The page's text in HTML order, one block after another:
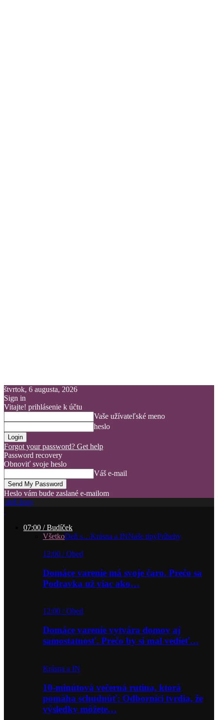
štvrtok, 6 augusta, 2026
Sign in
Vitajte! prihlásenie k účtu
Vaše užívateľské meno
heslo
Forgot your password? Get help
Password recovery
Obnoviť svoje heslo
Váš e-mail
Heslo vám bude zaslané e-mailom
deň ženy
07:00 / Budíček
VšetkoDeň s…Krásna a INNaše tipyPríbehy
12:00 / Obed
Domáce varenie má svoje čaro. Prečo sa
Podravka už viac ako…
12:00 / Obed
Domáce varenie vytvára domov aj
samostatnosť. Prečo by si mal vedieť…
Krásna a IN
10-minútová večerná rutina, ktorá
pomáha schudnúť: Odborníci tvrdia, že
výsledky môžete…